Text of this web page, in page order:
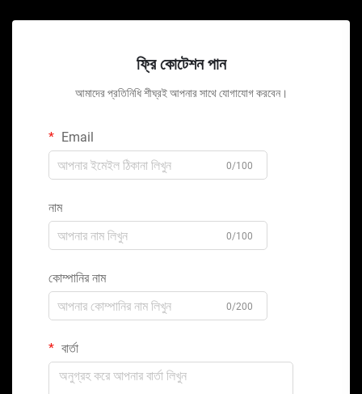
ফ্রি কোটেশন পান
আমাদের প্রতিনিধি শীঘ্রই আপনার সাথে যোগাযোগ করবেন।
Email
0/100
নাম
0/100
কোম্পানির নাম
0/200
বার্তা